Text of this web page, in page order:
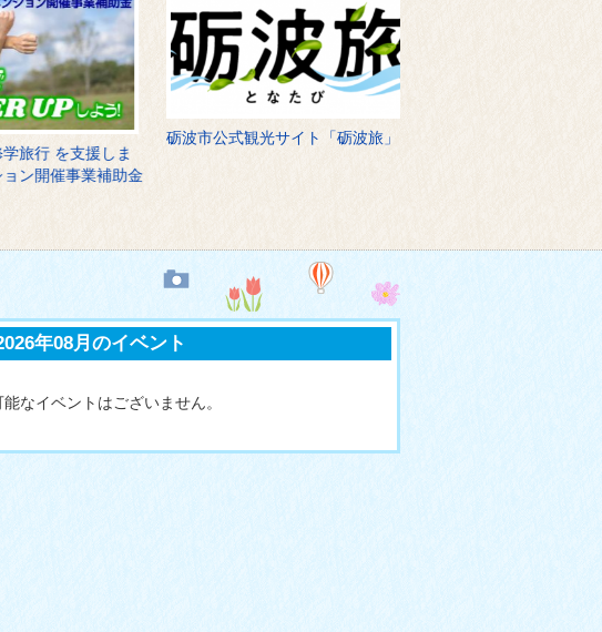
行 を支援しま
開催事業補助金
砺波市公式観光サイト「砺波旅」
年08月のイベント
なイベントはございません。